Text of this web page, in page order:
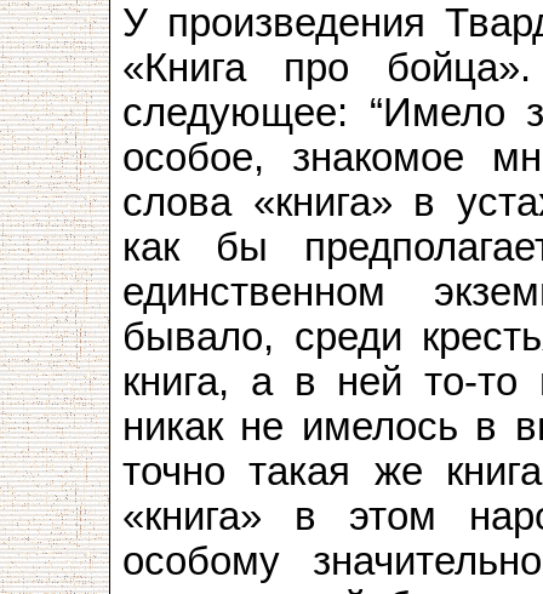
У произведения
«Книга про
следующее: “Имело
особое, знакомое
слова «книга» в
как бы
единственном
бывало, среди
книга, а в ней то-то
никак не имелось в
точно такая же
«книга» в этом
особому